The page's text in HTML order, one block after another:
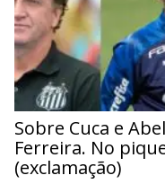
Sobre Cuca e Abel
Ferreira. No
(exclamação)